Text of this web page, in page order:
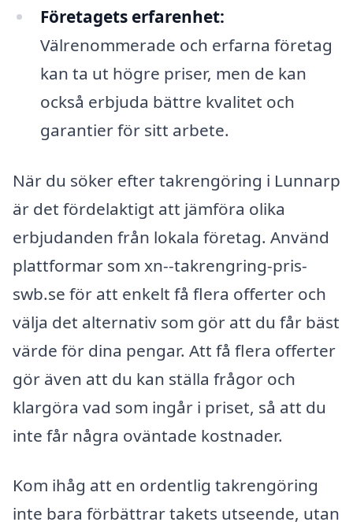
Företagets erfarenhet:
Välrenommerade och erfarna företag
kan ta ut högre priser, men de kan
också erbjuda bättre kvalitet och
garantier för sitt arbete.
När du söker efter takrengöring i Lunnarp
är det fördelaktigt att jämföra olika
erbjudanden från lokala företag. Använd
plattformar som xn--takrengring-pris-
swb.se för att enkelt få flera offerter och
välja det alternativ som gör att du får bäst
värde för dina pengar. Att få flera offerter
gör även att du kan ställa frågor och
klargöra vad som ingår i priset, så att du
inte får några oväntade kostnader.
Kom ihåg att en ordentlig takrengöring
inte bara förbättrar takets utseende, utan